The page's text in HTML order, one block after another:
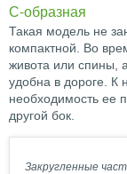
С-образная
Такая модель не
компактной. Во
живота или спины,
удобна в дороге. К
необходимость ее
другой бок.
Закругленные